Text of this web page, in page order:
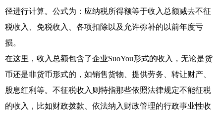
径进行计算。公式为：应纳税所得额等于收入总额减去不征
税收入、免税收入、各项扣除以及允许弥补的以前年度亏
损。
在这里，收入总额包含了企业SuoYou形式的收入，无论是货
币还是非货币形式的，如销售货物、提供劳务、转让财产、
股息红利等。不征税收入则特指那些依照法律规定不能征税
的收入，比如财政拨款、依法纳入财政管理的行政事业性收